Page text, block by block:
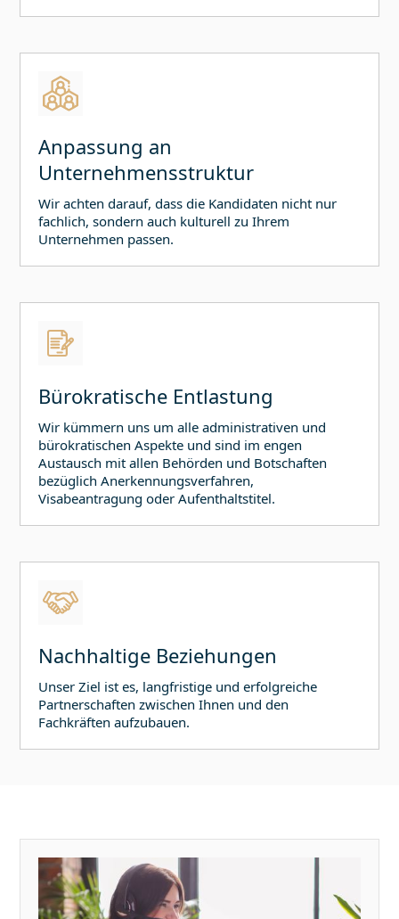
Anpassung an
Unternehmensstruktur
Wir achten darauf, dass die Kandidaten nicht nur
fachlich, sondern auch kulturell zu Ihrem
Unternehmen passen.
Bürokratische Entlastung
Wir kümmern uns um alle administrativen und
bürokratischen Aspekte und sind im engen
Austausch mit allen Behörden und Botschaften
bezüglich Anerkennungsverfahren,
Visabeantragung oder Aufenthaltstitel.
Nachhaltige Beziehungen
Unser Ziel ist es, langfristige und erfolgreiche
Partnerschaften zwischen Ihnen und den
Fachkräften aufzubauen.